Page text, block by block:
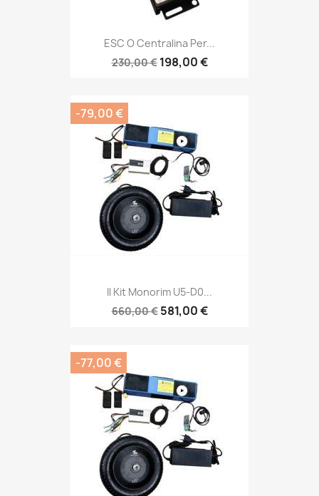
ESC O Centralina Per...
230,00 € 198,00 €
Il Kit Monorim U5-D0...
660,00 € 581,00 €
-79,00 €
-77,00 €